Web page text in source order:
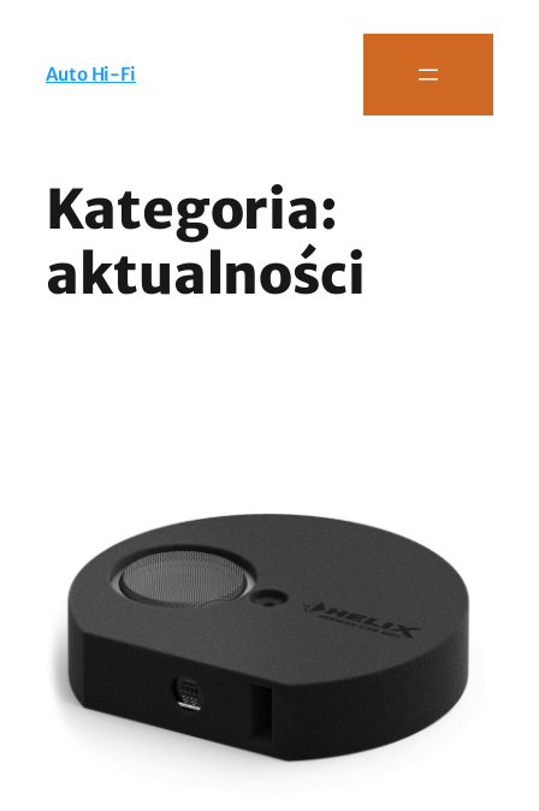
Auto Hi-Fi
Kategoria:
aktualności